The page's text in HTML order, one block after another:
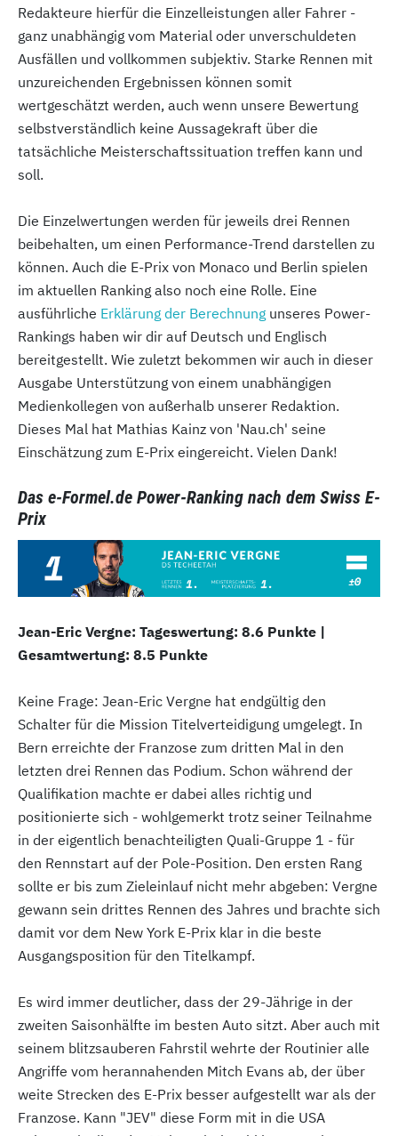
Redakteure hierfür die Einzelleistungen aller Fahrer -
ganz unabhängig vom Material oder unverschuldeten
Ausfällen und vollkommen subjektiv. Starke Rennen mit
unzureichenden Ergebnissen können somit
wertgeschätzt werden, auch wenn unsere Bewertung
selbstverständlich keine Aussagekraft über die
tatsächliche Meisterschaftssituation treffen kann und
soll.
Die Einzelwertungen werden für jeweils drei Rennen
beibehalten, um einen Performance-Trend darstellen zu
können. Auch die E-Prix von Monaco und Berlin spielen
im aktuellen Ranking also noch eine Rolle. Eine
ausführliche Erklärung der Berechnung unseres Power-
Rankings haben wir dir auf Deutsch und Englisch
bereitgestellt. Wie zuletzt bekommen wir auch in dieser
Ausgabe Unterstützung von einem unabhängigen
Medienkollegen von außerhalb unserer Redaktion.
Dieses Mal hat Mathias Kainz von 'Nau.ch' seine
Einschätzung zum E-Prix eingereicht. Vielen Dank!
Das e-Formel.de Power-Ranking nach dem Swiss E-
Prix
Jean-Eric Vergne: Tageswertung: 8.6 Punkte |
Gesamtwertung: 8.5 Punkte
Keine Frage: Jean-Eric Vergne hat endgültig den
Schalter für die Mission Titelverteidigung umgelegt. In
Bern erreichte der Franzose zum dritten Mal in den
letzten drei Rennen das Podium. Schon während der
Qualifikation machte er dabei alles richtig und
positionierte sich - wohlgemerkt trotz seiner Teilnahme
in der eigentlich benachteiligten Quali-Gruppe 1 - für
den Rennstart auf der Pole-Position. Den ersten Rang
sollte er bis zum Zieleinlauf nicht mehr abgeben: Vergne
gewann sein drittes Rennen des Jahres und brachte sich
damit vor dem New York E-Prix klar in die beste
Ausgangsposition für den Titelkampf.
Es wird immer deutlicher, dass der 29-Jährige in der
zweiten Saisonhälfte im besten Auto sitzt. Aber auch mit
seinem blitzsauberen Fahrstil wehrte der Routinier alle
Angriffe vom herannahenden Mitch Evans ab, der über
weite Strecken des E-Prix besser aufgestellt war als der
Franzose. Kann "JEV" diese Form mit in die USA